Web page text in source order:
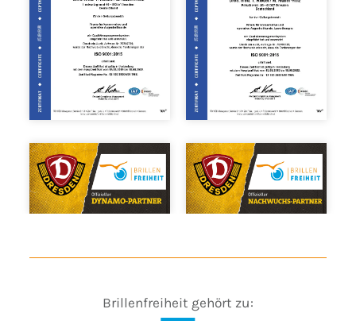
Brillenfreiheit gehört zu: